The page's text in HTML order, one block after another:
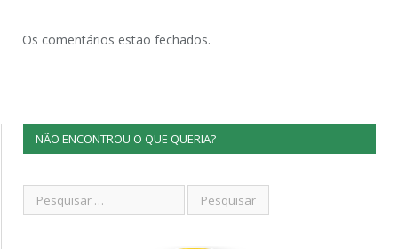
Os comentários estão fechados.
NÃO ENCONTROU O QUE QUERIA?